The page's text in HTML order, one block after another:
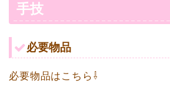
手技
必要物品
必要物品はこちら⇩